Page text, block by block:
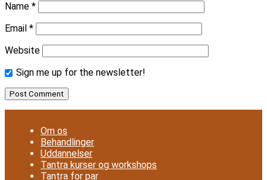
Name *
Email *
Website
Sign me up for the newsletter!
Om os
Behandlinger
Uddannelser
Tantra kurser og workshops
Tantra for par